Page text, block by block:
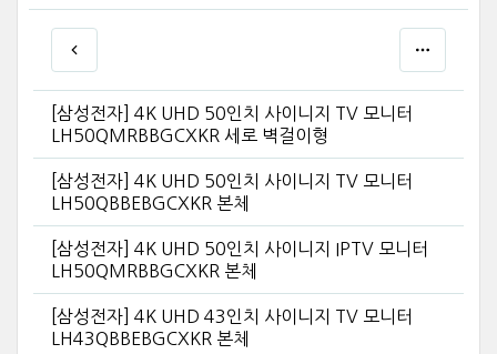
[삼성전자] 4K UHD 50인치 사이니지 TV 모니터
LH50QMRBBGCXKR 세로 벽걸이형
[삼성전자] 4K UHD 50인치 사이니지 TV 모니터
LH50QBBEBGCXKR 본체
[삼성전자] 4K UHD 50인치 사이니지 IPTV 모니터
LH50QMRBBGCXKR 본체
[삼성전자] 4K UHD 43인치 사이니지 TV 모니터
LH43QBBEBGCXKR 본체